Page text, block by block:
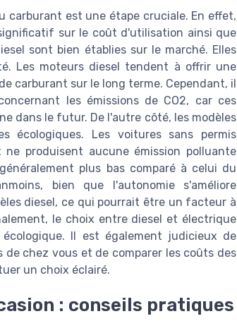
carburant est une étape cruciale. En effet,
sur le coût d'utilisation ainsi que
sont bien établies sur le marché. Elles
Les moteurs diesel tendent à offrir une
carburant sur le long terme. Cependant, il
les émissions de CO2, car ces
dans le futur. De l'autre côté, les modèles
écologiques. Les voitures sans permis
produisent aucune émission polluante
plus bas comparé à celui du
bien que l'autonomie s'améliore
diesel, ce qui pourrait être un facteur à
le choix entre diesel et électrique
Il est également judicieux de
chez vous et de comparer les coûts des
un choix éclairé.
: conseils pratiques